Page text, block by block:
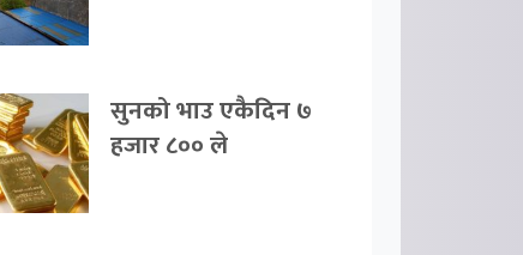
सुनको भाउ एकैदिन ७
हजार ८०० ले